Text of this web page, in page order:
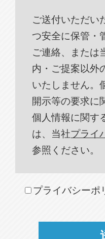
ご送付いただい
つ安全に保管・
ご連絡、または
内・ご提案以外
いたしません。
開示等の要求に
個人情報に関す
は、当社プライ
参照ください。
プライバシーポ